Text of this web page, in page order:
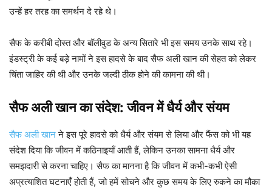
उन्हें हर तरह का समर्थन दे रहे थे।
सैफ के करीबी दोस्त और बॉलीवुड के अन्य सितारे भी इस समय उनके साथ रहे।
इंडस्ट्री के कई बड़े नामों ने इस हादसे के बाद सैफ अली खान की सेहत को लेकर
चिंता जाहिर की थी और उनके जल्दी ठीक होने की कामना की थी।
सैफ अली खान का संदेश: जीवन में धैर्य और संयम
सैफ अली खानने इस पूरे हादसे को धैर्य और संयम से लिया और फैंस को भी यह
संदेश दिया कि जीवन में कठिनाइयाँ आती हैं, लेकिन उनका सामना धैर्य और
समझदारी से करना चाहिए। सैफ का मानना है कि जीवन में कभी-कभी ऐसी
अप्रत्याशित घटनाएँ होती हैं, जो हमें सोचने और कुछ समय के लिए रुकने का मौका